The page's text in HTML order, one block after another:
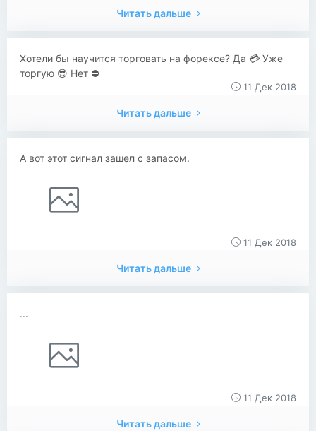
Читать дальше
Хотели бы научится торговать на форексе? Да 💳 Уже
торгую 😎 Нет ⛔
11 Дек 2018
Читать дальше
А вот этот сигнал зашел с запасом.
11 Дек 2018
Читать дальше
...
11 Дек 2018
Читать дальше